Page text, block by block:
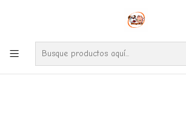
Envíos gratuitos por compras desde $24.990 en la
Ve nuestras zonas de cobertura
Inicio Perros Snack Churu Rolls